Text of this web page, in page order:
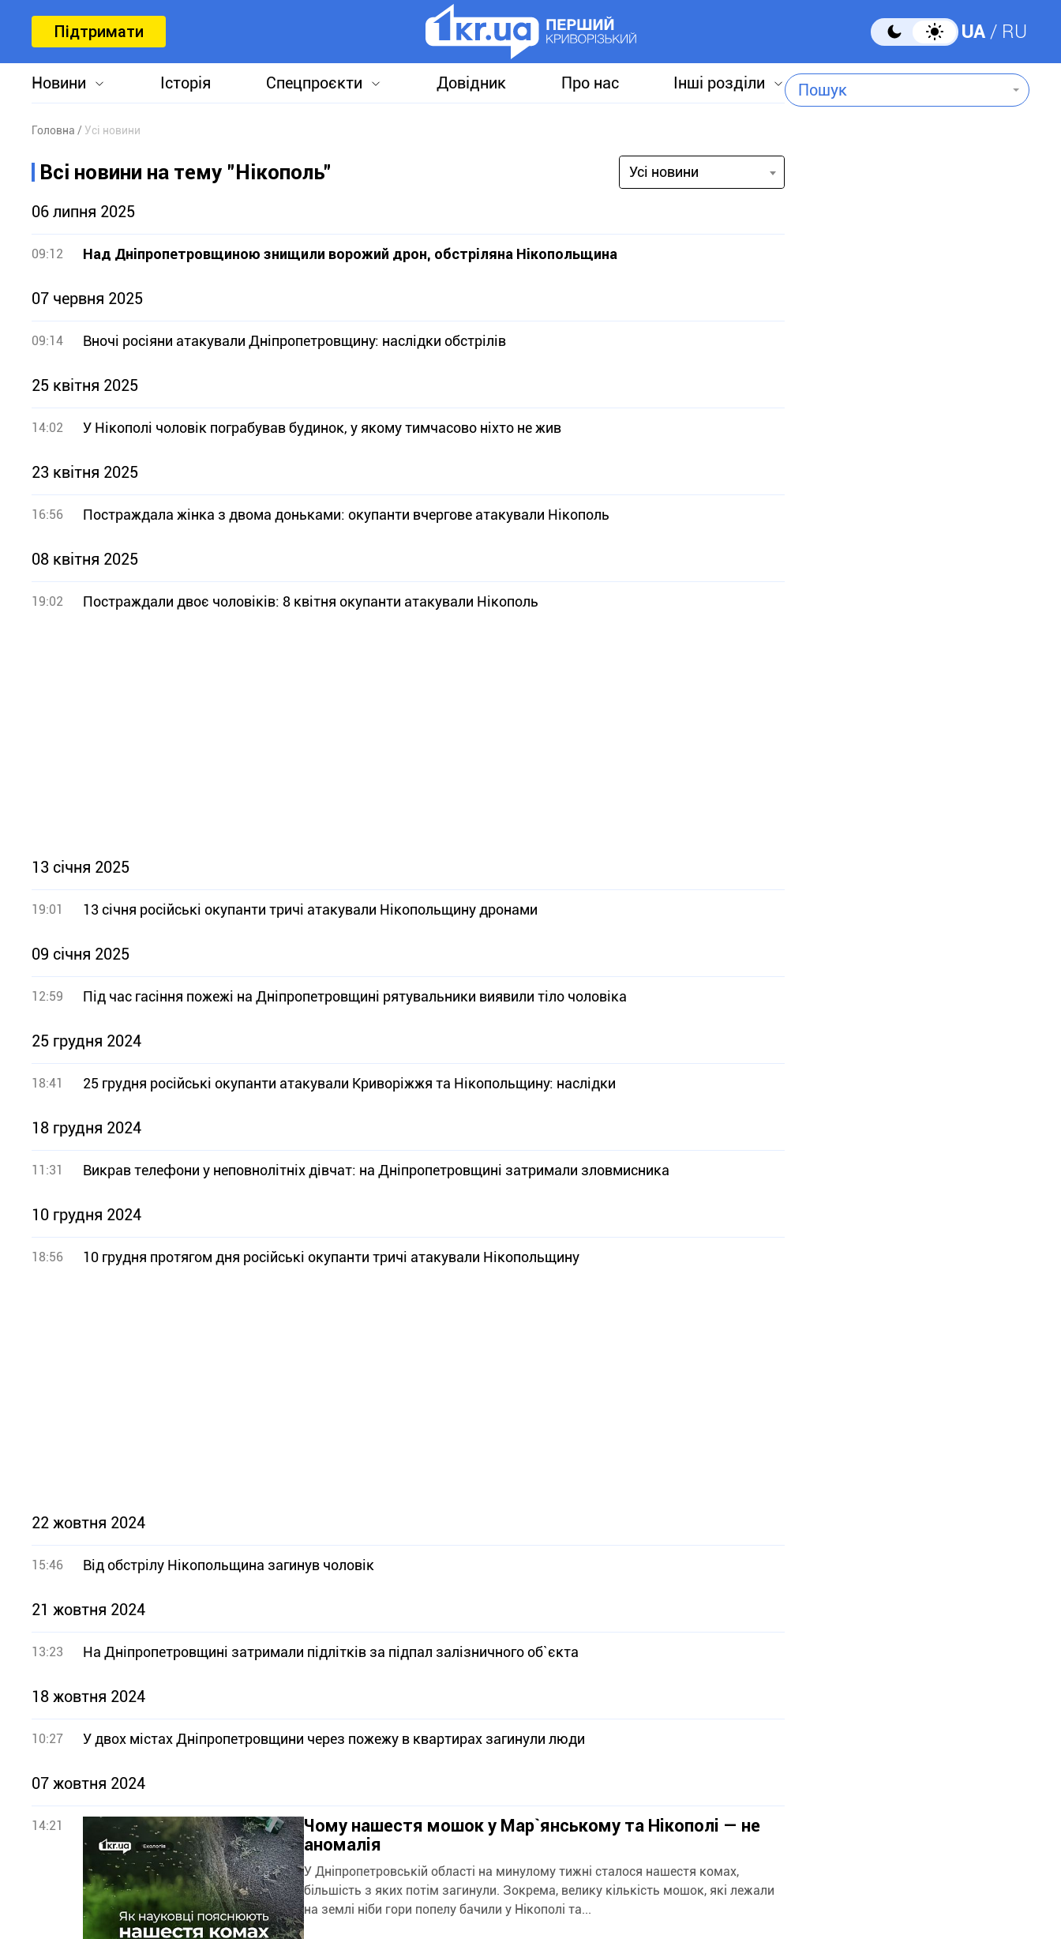
Підтримати UA RU
Новини Історія Спецпроєкти Довідник Про нас Інші розділи Пошук
Головна Усі новини
Всі новини на тему "Нікополь" Усі новини
06 липня 2025
09:12 Над Дніпропетровщиною знищили ворожий дрон, обстріляна Нікопольщина
07 червня 2025
09:14 Вночі росіяни атакували Дніпропетровщину: наслідки обстрілів
25 квітня 2025
14:02 У Нікополі чоловік пограбував будинок, у якому тимчасово ніхто не жив
23 квітня 2025
16:56 Постраждала жінка з двома доньками: окупанти вчергове атакували Нікополь
08 квітня 2025
19:02 Постраждали двоє чоловіків: 8 квітня окупанти атакували Нікополь
13 січня 2025
19:01 13 січня російські окупанти тричі атакували Нікопольщину дронами
09 січня 2025
12:59 Під час гасіння пожежі на Дніпропетровщині рятувальники виявили тіло чоловіка
25 грудня 2024
18:41 25 грудня російські окупанти атакували Криворіжжя та Нікопольщину: наслідки
18 грудня 2024
11:31 Викрав телефони у неповнолітніх дівчат: на Дніпропетровщині затримали зловмисника
10 грудня 2024
18:56 10 грудня протягом дня російські окупанти тричі атакували Нікопольщину
22 жовтня 2024
15:46 Від обстрілу Нікопольщина загинув чоловік
21 жовтня 2024
13:23 На Дніпропетровщині затримали підлітків за підпал залізничного об`єкта
18 жовтня 2024
10:27 У двох містах Дніпропетровщини через пожежу в квартирах загинули люди
07 жовтня 2024
14:21
Чому нашестя мошок у Мар`янському та Нікополі — не
аномалія
У Дніпропетровській області на минулому тижні сталося нашестя комах,
більшість з яких потім загинули. Зокрема, велику кількість мошок, які лежали
на землі ніби гори попелу бачили у Нікополі та...